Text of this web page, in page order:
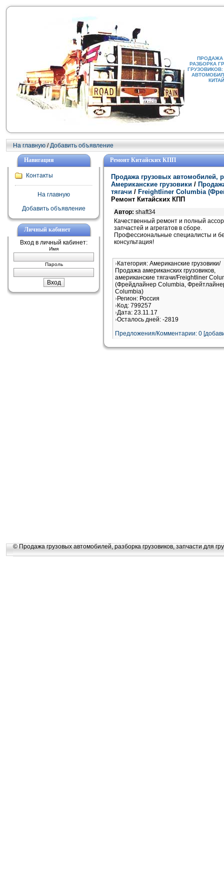
ПРОДАЖА
РАЗБОРКА
На главную /Добавить объявление
Навигация
Контакты
На главную
Добавить объявление
Личный кабинет
Вход в личный кабинет:
Имя
Пароль
Ремонт Китайских КПП
Продажа грузовых автомобилей,
Американские грузовики /
тягачи / Freightliner Columbia
Ремонт Китайских КПП
Автор: shaft34
Качественный ремонт и полный
запчастей и агрегатов в сборе.
Профессиональные специалисты и
консультация!
Категория: Американские грузовики/
Продажа американских грузовиков,
американские тягачи/Freightliner
(Фрейдлайнер Columbia,
Columbia)
Регион: Россия
Код: 799257
Дата: 23.11.17
Осталось дней: -2819
Предложения/Комментарии: 0
© Продажа грузовых автомобилей, разборка грузовиков, запчасти для